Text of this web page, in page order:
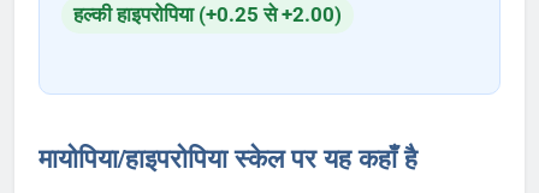
हल्की हाइपरोपिया (+0.25 से +2.00)
मायोपिया/हाइपरोपिया स्केल पर यह कहाँ है